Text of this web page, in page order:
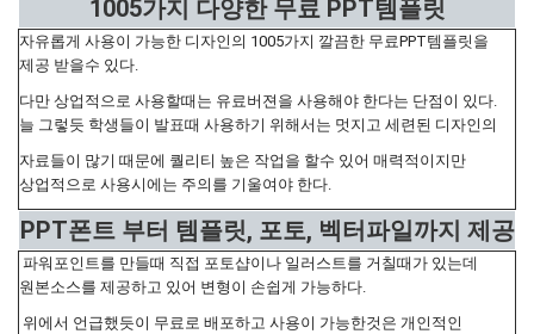
1005가지 다양한 무료 PPT템플릿
자유롭게 사용이 가능한 디자인의 1005가지 깔끔한 무료PPT템플릿을
제공 받을수 있다.
다만 상업적으로 사용할때는 유료버젼을 사용해야 한다는 단점이 있다.
늘 그렇듯 학생들이 발표때 사용하기 위해서는 멋지고 세련된 디자인의
자료들이 많기 때문에 퀄리티 높은 작업을 할수 있어 매력적이지만
상업적으로 사용시에는 주의를 기울여야 한다.
PPT폰트 부터 템플릿, 포토, 벡터파일까지 제공
파워포인트를 만들때 직접 포토샵이나 일러스트를 거칠때가 있는데
원본소스를 제공하고 있어 변형이 손쉽게 가능하다.
위에서 언급했듯이 무료로 배포하고 사용이 가능한것은 개인적인